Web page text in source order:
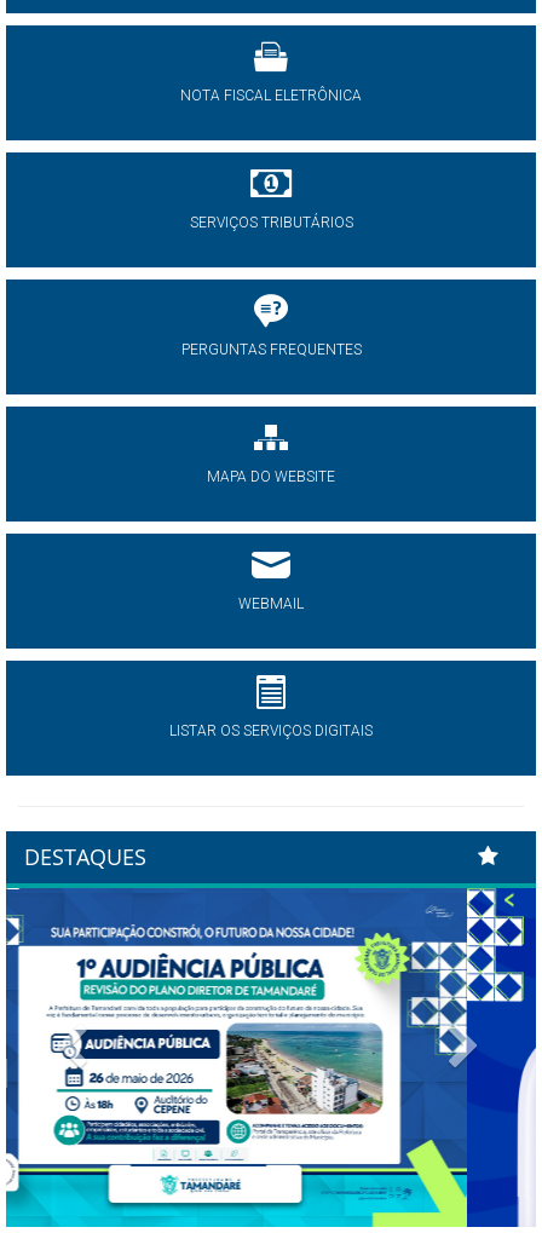
NOTA FISCAL ELETRÔNICA
SERVIÇOS TRIBUTÁRIOS
PERGUNTAS FREQUENTES
MAPA DO WEBSITE
WEBMAIL
LISTAR OS SERVIÇOS DIGITAIS
DESTAQUES
Previous Next